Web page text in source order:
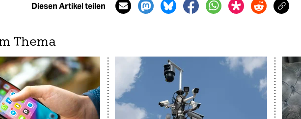
Diesen Artikel teilen
Thema